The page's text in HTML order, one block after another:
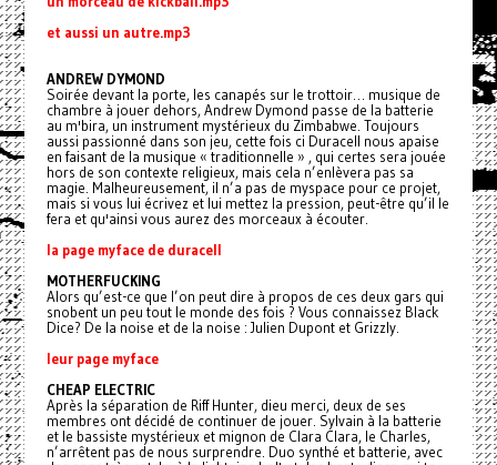
et aussi un autre.mp3
ANDREW DYMOND
Soirée devant la porte, les canapés sur le trottoir… musique de
chambre à jouer dehors, Andrew Dymond passe de la batterie
au m'bira, un instrument mystérieux du Zimbabwe. Toujours
aussi passionné dans son jeu, cette fois ci Duracell nous apaise
en faisant de la musique « traditionnelle » , qui certes sera jouée
hors de son contexte religieux, mais cela n’enlèvera pas sa
magie. Malheureusement, il n’a pas de myspace pour ce projet,
mais si vous lui écrivez et lui mettez la pression, peut-être qu’il le
fera et qu'ainsi vous aurez des morceaux à écouter.
la page myface de duracell
MOTHERFUCKING
Alors qu’est-ce que l’on peut dire à propos de ces deux gars qui
snobent un peu tout le monde des fois ? Vous connaissez Black
Dice? De la noise et de la noise : Julien Dupont et Grizzly.
leur page myface
CHEAP ELECTRIC
Après la séparation de Riff Hunter, dieu merci, deux de ses
membres ont décidé de continuer de jouer. Sylvain à la batterie
et le bassiste mystérieux et mignon de Clara Clara, le Charles,
n’arrêtent pas de nous surprendre. Duo synthé et batterie, avec